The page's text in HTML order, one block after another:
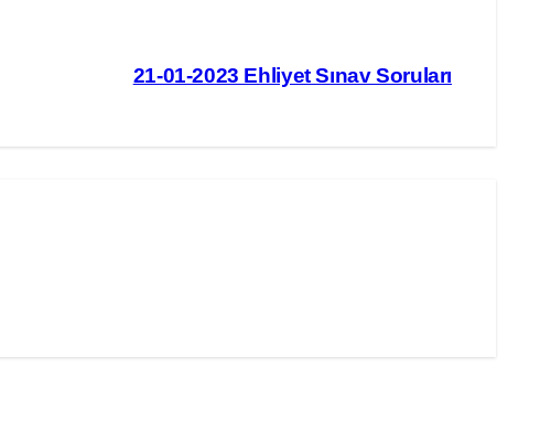
21-01-2023 Ehliyet Sınav Soruları